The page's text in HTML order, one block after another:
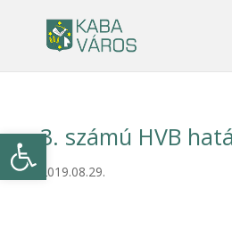
Eszköztár megnyitása
3. számú HVB
2019.08.29.